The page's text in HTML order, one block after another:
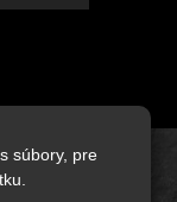
súbory, pre